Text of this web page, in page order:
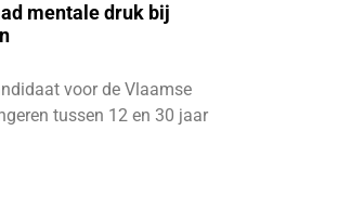
mentale druk bij
voor de Vlaamse
tussen 12 en 30 jaar